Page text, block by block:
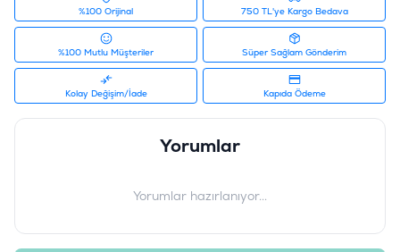
%100 Orijinal 750 TL'ye Kargo Bedava
%100 Mutlu Müşteriler Süper Sağlam Gönderim
Kolay Değişim/İade Kapıda Ödeme
Yorumlar
Yorumlar hazırlanıyor...